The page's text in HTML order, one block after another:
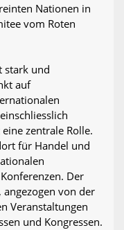
Nationen in
vom Roten
stark und
auf
zentrale Rolle.
für Handel und
Der
von der
Veranstaltungen
und Kongressen.